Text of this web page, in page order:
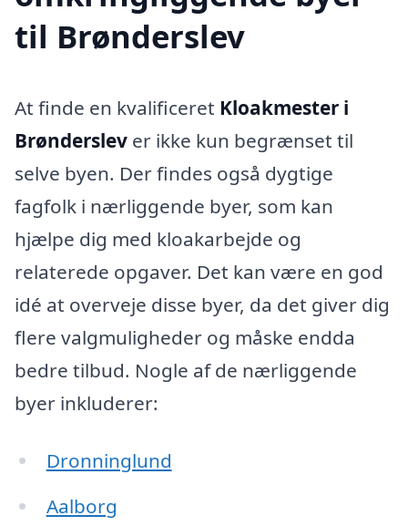
til Brønderslev
At finde en kvalificeret Kloakmester i
Brønderslev er ikke kun begrænset til
selve byen. Der findes også dygtige
fagfolk i nærliggende byer, som kan
hjælpe dig med kloakarbejde og
relaterede opgaver. Det kan være en god
idé at overveje disse byer, da det giver dig
flere valgmuligheder og måske endda
bedre tilbud. Nogle af de nærliggende
byer inkluderer:
Dronninglund
Aalborg